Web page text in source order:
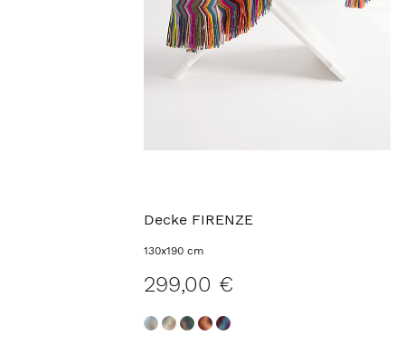
Decke FIRENZE
130x190 cm
299,00 €